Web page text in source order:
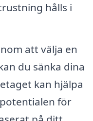
hålls i
att välja en
du sänka dina
kan hjälpa
för